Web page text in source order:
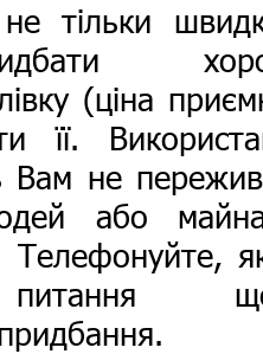
тільки
(ціна
її.
Вам не
або
Телефонуйте,
питання